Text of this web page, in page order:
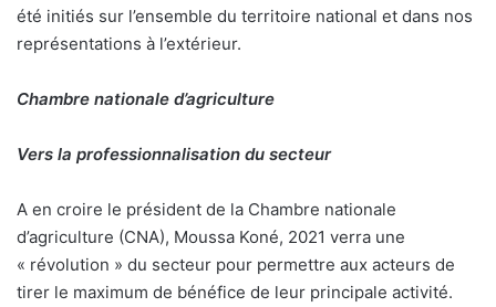
été initiés sur l’ensemble du territoire national et dans nos
représentations à l’extérieur.
Chambre nationale d’agriculture
Vers la professionnalisation du secteur
A en croire le président de la Chambre nationale
d’agriculture (CNA), Moussa Koné, 2021 verra une
« révolution » du secteur pour permettre aux acteurs de
tirer le maximum de bénéfice de leur principale activité.